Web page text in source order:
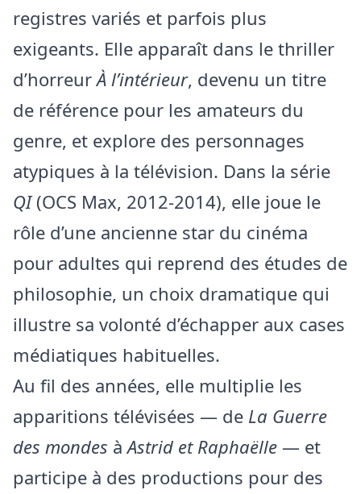
registres variés et parfois plus
exigeants. Elle apparaît dans le thriller
d’horreurÀ l’intérieur, devenu un titre
de référence pour les amateurs du
genre, et explore des personnages
atypiques à la télévision. Dans la série
QI(OCS Max, 2012‑2014), elle joue le
rôle d’une ancienne star du cinéma
pour adultes qui reprend des études de
philosophie, un choix dramatique qui
illustre sa volonté d’échapper aux cases
médiatiques habituelles.
Au fil des années, elle multiplie les
apparitions télévisées — de La Guerre
des mondes àAstrid et Raphaëlle — et
participe à des productions pour des